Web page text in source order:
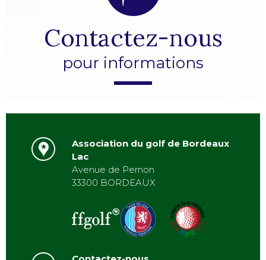
Contactez-nous
pour informations
Association du golf de Bordeaux
Lac
Avenue de Pernon
33300 BORDEAUX